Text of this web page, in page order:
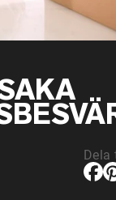
Dela